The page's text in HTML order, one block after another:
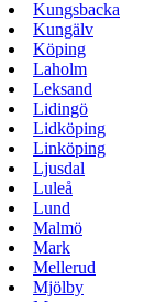
Kungsbacka
Kungälv
Köping
Laholm
Leksand
Lidingö
Lidköping
Linköping
Ljusdal
Luleå
Lund
Malmö
Mark
Mellerud
Mjölby